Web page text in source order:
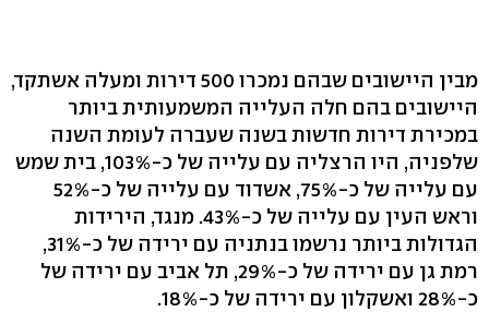
מבין היישובים שבהם נמכרו 500 דירות ומעלה אשתקד,
היישובים בהם חלה העלייה המשמעותית ביותר
במכירת דירות חדשות בשנה שעברה לעומת השנה
שלפניה, היו הרצליה עם עלייה של כ-103%, בית שמש
עם עלייה של כ-75%, אשדוד עם עלייה של כ-52%
וראש העין עם עלייה של כ-43%. מנגד, הירידות
הגדולות ביותר נרשמו בנתניה עם ירידה של כ-31%,
רמת גן עם ירידה של כ-29%, תל אביב עם ירידה של
כ-28% ואשקלון עם ירידה של כ-18%.